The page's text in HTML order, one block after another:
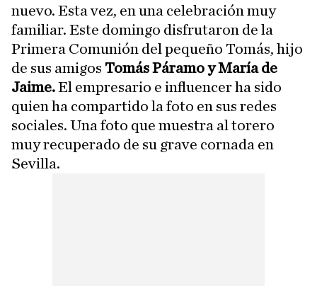
nuevo. Esta vez, en una celebración muy
familiar. Este domingo disfrutaron de la
Primera Comunión del pequeño Tomás, hijo
de sus amigos Tomás Páramo y María de
Jaime.El empresario e influencer ha sido
quien ha compartido la foto en sus redes
sociales. Una foto que muestra al torero
muy recuperado de su grave cornada en
Sevilla.